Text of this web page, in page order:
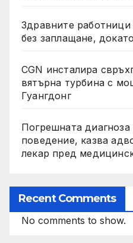
Здравните работници
без заплащане,
CGN инсталира
вятърна турбина с
Гуангдонг
Погрешната
поведение, казва
лекар пред
Recent Comments
No comments to show.